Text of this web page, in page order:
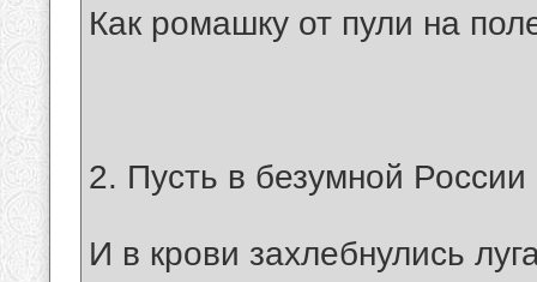
Как ромашку от пули на
2. Пусть в безумной
И в крови захлебнулись